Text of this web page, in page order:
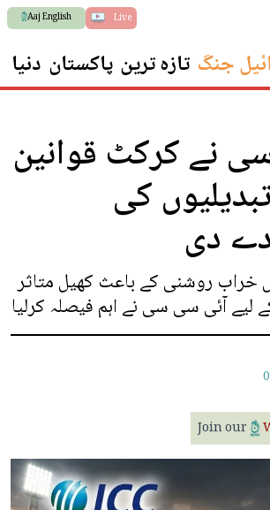
Live
Aaj English
جنگ تازہ ترین پاکستان دنیا
نے کرکٹ قوانین
کی
دی
روشنی کے باعث کھیل متاثر
لیے آئی سی سی نے اہم فیصلہ کرلیا
Join our